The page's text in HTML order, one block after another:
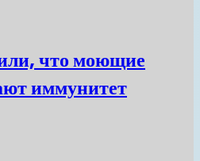
что моющие
иммунитет